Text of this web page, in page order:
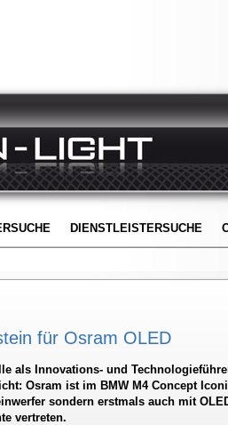
DIENSTLEISTERSUCHE
für Osram OLED
als Innovations- und
Osram ist im BMW M4 Concept
sondern erstmals auch mit
vertreten.